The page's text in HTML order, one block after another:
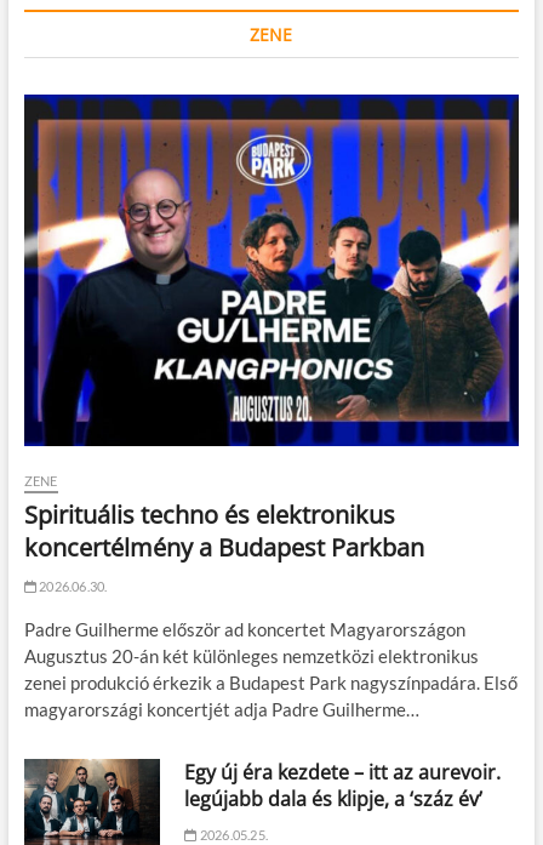
ZENE
ZENE
Spirituális techno és elektronikus
koncertélmény a Budapest Parkban
2026.06.30.
Padre Guilherme először ad koncertet Magyarországon
Augusztus 20-án két különleges nemzetközi elektronikus
zenei produkció érkezik a Budapest Park nagyszínpadára. Első
magyarországi koncertjét adja Padre Guilherme…
Egy új éra kezdete – itt az aurevoir.
legújabb dala és klipje, a ‘száz év’
2026.05.25.